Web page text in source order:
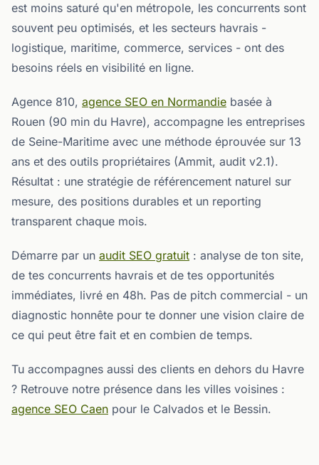
est moins saturé qu'en métropole, les concurrents sont
souvent peu optimisés, et les secteurs havrais -
logistique, maritime, commerce, services - ont des
besoins réels en visibilité en ligne.
Agence 810, agence SEO en Normandie basée à
Rouen (90 min du Havre), accompagne les entreprises
de Seine-Maritime avec une méthode éprouvée sur 13
ans et des outils propriétaires (Ammit, audit v2.1).
Résultat : une stratégie de référencement naturel sur
mesure, des positions durables et un reporting
transparent chaque mois.
Démarre par un audit SEO gratuit : analyse de ton site,
de tes concurrents havrais et de tes opportunités
immédiates, livré en 48h. Pas de pitch commercial - un
diagnostic honnête pour te donner une vision claire de
ce qui peut être fait et en combien de temps.
Tu accompagnes aussi des clients en dehors du Havre
? Retrouve notre présence dans les villes voisines :
agence SEO Caen pour le Calvados et le Bessin.